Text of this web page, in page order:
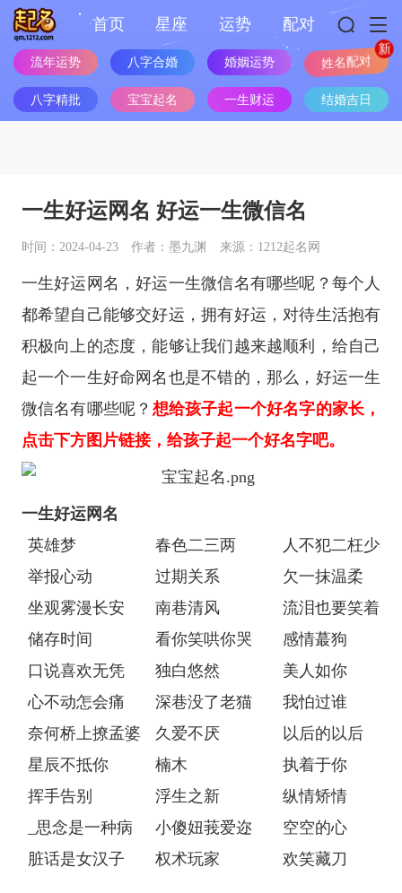
首页 星座 运势 配对
流年运势 八字合婚 婚姻运势 姓名配对
八字精批 宝宝起名 一生财运 结婚吉日
一生好运网名 好运一生微信名
时间：2024-04-23 作者：墨九渊 来源：1212起名网
一生好运网名，好运一生微信名有哪些呢？每个人
都希望自己能够交好运，拥有好运，对待生活抱有
积极向上的态度，能够让我们越来越顺利，给自己
起一个一生好命网名也是不错的，那么，好运一生
微信名有哪些呢？ 想给孩子起一个好名字的家长，
点击下方图片链接，给孩子起一个好名字吧。
一生好运网名
英雄梦
春色二三两
人不犯二枉少年
举报心动
过期关系
欠一抹温柔
坐观雾漫长安
南巷清风
流泪也要笑着
储存时间
看你笑哄你哭
感情蕞狗
口说喜欢无凭
独白悠然
美人如你
心不动怎会痛
深巷没了老猫
我怕过谁
奈何桥上撩孟婆
久爱不厌
以后的以后
星辰不抵你
楠木
执着于你
挥手告别
浮生之新
纵情矫情
_思念是一种病
小傻妞莪爱迩
空空的心
脏话是女汉子
权术玩家 欢笑藏刀